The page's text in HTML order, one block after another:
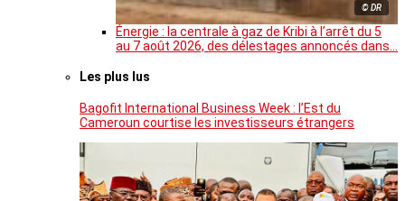
© DR
Énergie : la centrale à gaz de Kribi à l’arrêt du 5
au 7 août 2026, des délestages annoncés dans…
Les plus lus
Bagofit International Business Week : l’Est du
Cameroun courtise les investisseurs étrangers